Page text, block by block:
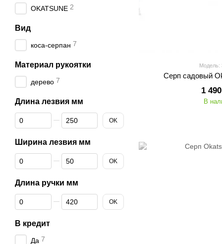
Модель:
Серп садовый
1
В
OKATSUNE 2
Вид
коса-серпан 7
Материал рукоятки
дерево 7
Длина лезвия мм
От Длина лезвия мм
До Длина лезвия мм OK
Ширина лезвия мм
От Ширина лезвия мм
До Ширина лезвия мм OK
Длина ручки мм
От Длина ручки мм
До Длина ручки мм OK
В кредит
Да 7